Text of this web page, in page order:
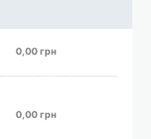
0,00 грн
0,00 грн